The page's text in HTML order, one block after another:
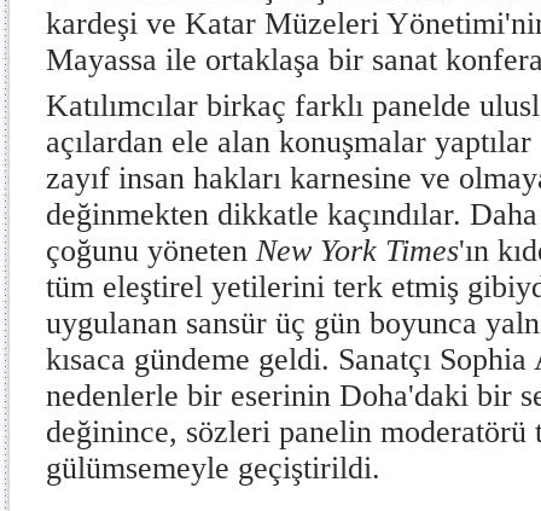
kardeşi ve Katar Müzeleri
Mayassa ile ortaklaşa bir sanat
Katılımcılar birkaç farklı panelde
açılardan ele alan konuşmalar
zayıf insan hakları karnesine ve
değinmekten dikkatle kaçındılar.
çoğunu yöneten New York Times'ın
tüm eleştirel yetilerini terk etmiş
uygulanan sansür üç gün boyunca
kısaca gündeme geldi. Sanatçı
nedenlerle bir eserinin Doha'daki bir
değinince, sözleri panelin moderatörü
gülümsemeyle geçiştirildi.